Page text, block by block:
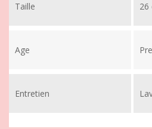
Taille 26
Age
Entretien